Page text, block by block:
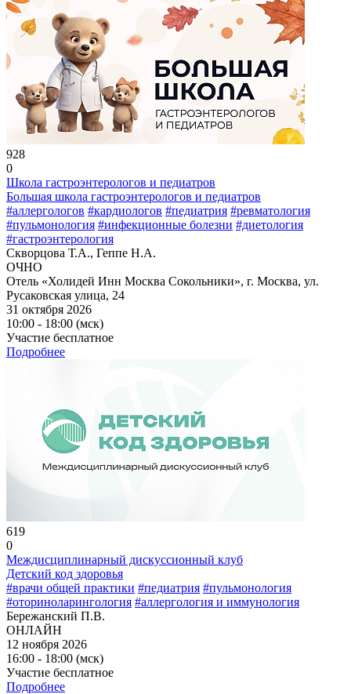
928
0
Школа гастроэнтерологов и педиатров
Большая школа гастроэнтерологов и педиатров
#аллергологов #кардиологов #педиатрия #ревматология
#пульмонология #инфекционные болезни #диетология
#гастроэнтерология
Скворцова Т.А., Геппе Н.А.
ОЧНО
Отель «Холидей Инн Москва Сокольники», г. Москва, ул.
Русаковская улица, 24
31 октября 2026
10:00 - 18:00 (мск)
Участие бесплатное
Подробнее
619
0
Междисциплинарный дискуссионный клуб
Детский код здоровья
#врачи общей практики #педиатрия #пульмонология
#оториноларингология #аллергология и иммунология
Бережанский П.В.
ОНЛАЙН
12 ноября 2026
16:00 - 18:00 (мск)
Участие бесплатное
Подробнее